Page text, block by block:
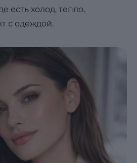
есть холод, тепло,
с одеждой.